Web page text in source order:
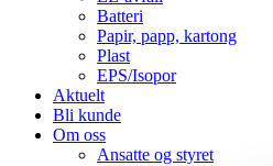
Batteri
Papir, papp, kartong
Plast
EPS/Isopor
Aktuelt
Bli kunde
Om oss
Ansatte og styret